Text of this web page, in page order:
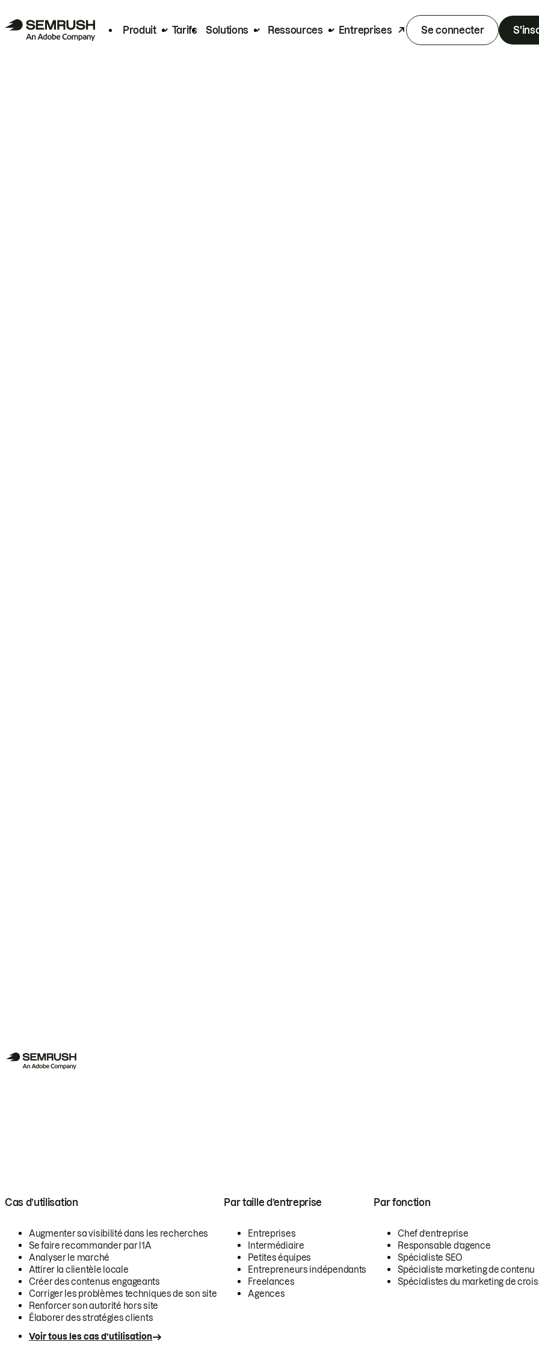
Produit Tarifs Solutions Ressources Entreprises Se connecter
Cas d’utilisation
Augmenter sa visibilité dans les recherches
Se faire recommander par l’IA
Analyser le marché
Attirer la clientèle locale
Créer des contenus engageants
Corriger les problèmes techniques de son site
Renforcer son autorité hors site
Élaborer des stratégies clients
Voir tous les cas d’utilisation
Par taille d’entreprise
Entreprises
Intermédiaire
Petites équipes
Entrepreneurs indépendants
Freelances
Agences
Par fonction
Chef d’entreprise
Responsable d’agence
Spécialiste SEO
Spécialiste marketing de contenu
Spécialistes du marketing de